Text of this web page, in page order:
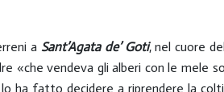
a Sant’Agata de’ Goti, nel cuore
«che vendeva gli alberi con le
ha fatto decidere a riprendere la